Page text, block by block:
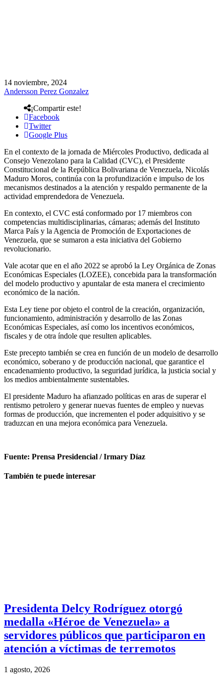
14 noviembre, 2024
Andersson Perez Gonzalez
¡Compartir este!
Facebook
Twitter
Google Plus
En el contexto de la jornada de Miércoles Productivo, dedicada al
Consejo Venezolano para la Calidad (CVC), el Presidente
Constitucional de la República Bolivariana de Venezuela, Nicolás
Maduro Moros, continúa con la profundización e impulso de los
mecanismos destinados a la atención y respaldo permanente de la
actividad emprendedora de Venezuela.
En contexto, el CVC está conformado por 17 miembros con
competencias multidisciplinarias, cámaras; además del Instituto
Marca País y la Agencia de Promoción de Exportaciones de
Venezuela, que se sumaron a esta iniciativa del Gobierno
revolucionario.
Vale acotar que en el año 2022 se aprobó la Ley Orgánica de Zonas
Económicas Especiales (LOZEE), concebida para la transformación
del modelo productivo y apuntalar de esta manera el crecimiento
económico de la nación.
Esta Ley tiene por objeto el control de la creación, organización,
funcionamiento, administración y desarrollo de las Zonas
Económicas Especiales, así como los incentivos económicos,
fiscales y de otra índole que resulten aplicables.
Este precepto también se crea en función de un modelo de desarrollo
económico, soberano y de producción nacional, que garantice el
encadenamiento productivo, la seguridad jurídica, la justicia social y
los medios ambientalmente sustentables.
El presidente Maduro ha afianzado políticas en aras de superar el
rentismo petrolero y generar nuevas fuentes de empleo y nuevas
formas de producción, que incrementen el poder adquisitivo y se
traduzcan en una mejora económica para Venezuela.
Fuente: Prensa Presidencial / Irmary Díaz
También te puede interesar
Presidenta Delcy Rodríguez otorgó
medalla «Héroe de Venezuela» a
servidores públicos que participaron en
atención a víctimas de terremotos
1 agosto, 2026